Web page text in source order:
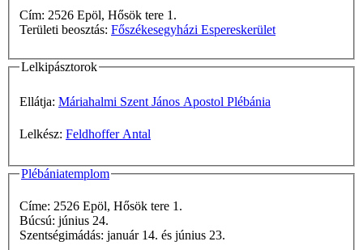
Cím: 2526 Epöl, Hősök tere 1.
Területi beosztás: Főszékesegyházi Espereskerület
Lelkipásztorok
Ellátja: Máriahalmi Szent János Apostol Plébánia
Lelkész: Feldhoffer Antal
Plébániatemplom
Címe: 2526 Epöl, Hősök tere 1.
Búcsú: június 24.
Szentségimádás: január 14. és június 23.